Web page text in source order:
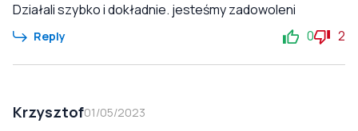
Działali szybko i dokładnie. jesteśmy zadowoleni
Reply 0 2
Krzysztof01/05/2023